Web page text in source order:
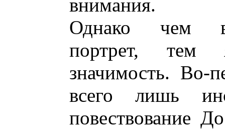
внимания.
Однако чем
портрет, тем
значимость. Во-
всего лишь
повествование